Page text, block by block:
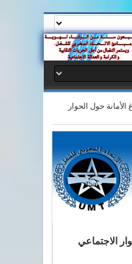
الأمانة حول الحوار
الاجتماعي